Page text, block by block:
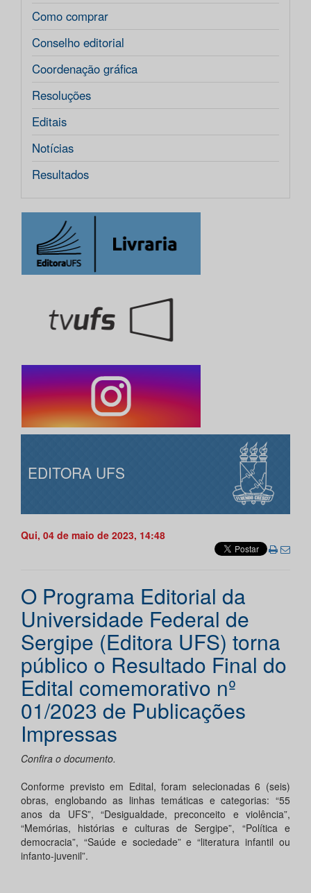
Como comprar
Conselho editorial
Coordenação gráfica
Resoluções
Editais
Notícias
Resultados
EDITORA UFS
Qui, 04 de maio de 2023, 14:48
O Programa Editorial da
Universidade Federal de
Sergipe (Editora UFS) torna
público o Resultado Final do
Edital comemorativo nº
01/2023 de Publicações
Impressas
Confira o documento.
Conforme previsto em Edital, foram selecionadas 6 (seis)
obras, englobando as linhas temáticas e categorias: “55
anos da UFS”, “Desigualdade, preconceito e violência”,
“Memórias, histórias e culturas de Sergipe”, “Política e
democracia”, “Saúde e sociedade” e “literatura infantil ou
infanto-juvenil”.